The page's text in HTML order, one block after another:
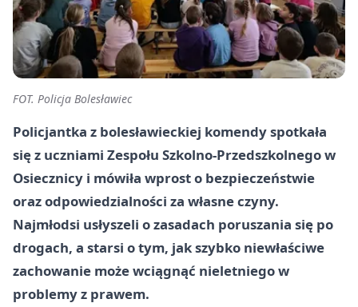
FOT. Policja Bolesławiec
Policjantka z bolesławieckiej komendy spotkała
się z uczniami Zespołu Szkolno-Przedszkolnego w
Osiecznicy i mówiła wprost o bezpieczeństwie
oraz odpowiedzialności za własne czyny.
Najmłodsi usłyszeli o zasadach poruszania się po
drogach, a starsi o tym, jak szybko niewłaściwe
zachowanie może wciągnąć nieletniego w
problemy z prawem.